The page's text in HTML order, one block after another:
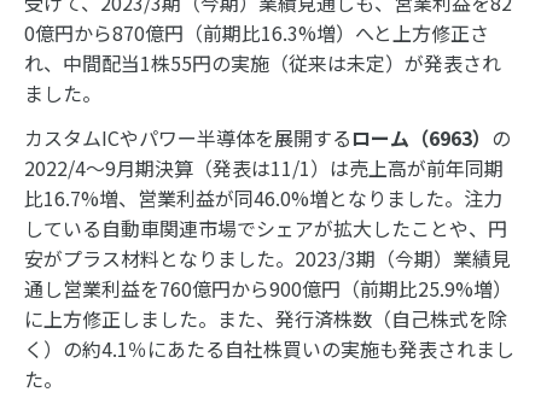
0億円から870億円（前期比16.3%増）へと上方修正さ
れ、中間配当1株55円の実施（従来は未定）が発表され
ました。
カスタムICやパワー半導体を展開するローム（6963） の
2022/4～9月期決算（発表は11/1）は売上高が前年同期
比16.7%増、営業利益が同46.0%増となりました。注力
している自動車関連市場でシェアが拡大したことや、円
安がプラス材料となりました。2023/3期（今期）業績見
通し営業利益を760億円から900億円（前期比25.9%増）
に上方修正しました。また、発行済株数（自己株式を除
く）の約4.1％にあたる自社株買いの実施も発表されまし
た。